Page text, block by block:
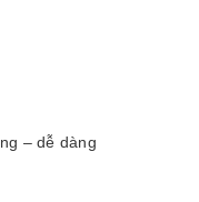
– dễ dàng